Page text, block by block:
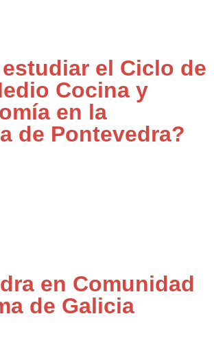
el Ciclo de
Cocina y
en la
de Pontevedra?
en Comunidad
de Galicia